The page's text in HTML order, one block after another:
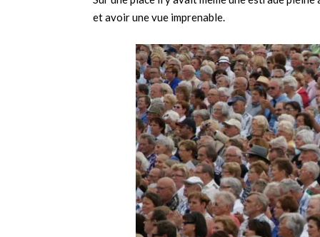
et avoir une vue imprenable.